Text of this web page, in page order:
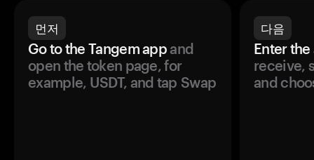
먼저
Go to the Tangem appand
open the token page, for
example, USDT, and tap Swap
다음
Enter the
receive,
and